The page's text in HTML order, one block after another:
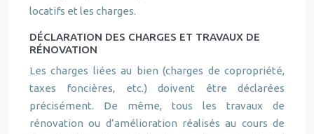
locatifs et les charges.
DÉCLARATION DES CHARGES ET TRAVAUX DE
RÉNOVATION
Les charges liées au bien (charges de copropriété,
taxes foncières, etc.) doivent être déclarées
précisément. De même, tous les travaux de
rénovation ou d’amélioration réalisés au cours de